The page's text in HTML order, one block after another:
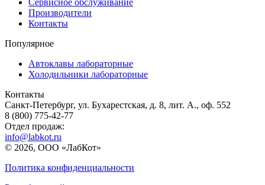
Сервисное обслуживание
Производители
Контакты
Популярное
Автоклавы лабораторные
Холодильники лабораторные
Контакты
Санкт-Петербург, ул. Бухарестская, д. 8, лит. А., оф. 552
8 (800) 775-42-77
Отдел продаж:
info@labkot.ru
© 2026, ООО «ЛабКот»
Политика конфиденциальности